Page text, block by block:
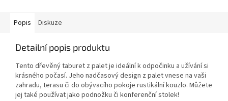
Popis Diskuze
Detailní popis produktu
Tento dřevěný taburet z palet je ideální k odpočinku a užívání si
krásného počasí. Jeho nadčasový design z palet vnese na vaši
zahradu, terasu či do obývacího pokoje rustikální kouzlo. Můžete
jej také používat jako podnožku či konferenční stolek!